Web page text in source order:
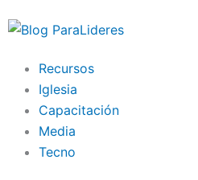
al
Recursos
Iglesia
Capacitación
Media
Tecno